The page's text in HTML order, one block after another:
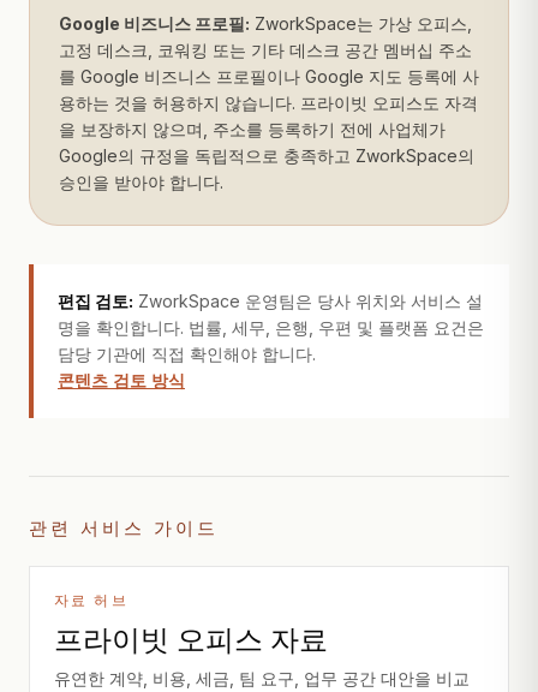
Google 비즈니스 프로필: ZworkSpace는 가상 오피스,
고정 데스크, 코워킹 또는 기타 데스크 공간 멤버십 주소
를 Google 비즈니스 프로필이나 Google 지도 등록에 사
용하는 것을 허용하지 않습니다. 프라이빗 오피스도 자격
을 보장하지 않으며, 주소를 등록하기 전에 사업체가
Google의 규정을 독립적으로 충족하고 ZworkSpace의
승인을 받아야 합니다.
편집 검토: ZworkSpace 운영팀은 당사 위치와 서비스 설
명을 확인합니다. 법률, 세무, 은행, 우편 및 플랫폼 요건은
담당 기관에 직접 확인해야 합니다.
콘텐츠 검토 방식
관련 서비스 가이드
자료 허브
프라이빗 오피스 자료
유연한 계약, 비용, 세금, 팀 요구, 업무 공간 대안을 비교